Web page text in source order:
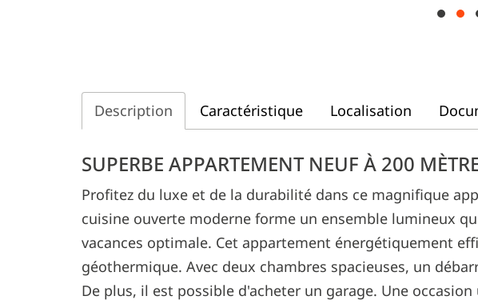
Description Caractéristique Localisation
Description
SUPERBE APPARTEMENT NEUF À 200
Profitez du luxe et de la durabilité dans ce magnifique
cuisine ouverte moderne forme un ensemble lumineux
vacances optimale. Cet appartement énergétiquement
géothermique. Avec deux chambres spacieuses, un
De plus, il est possible d'acheter un garage. Une